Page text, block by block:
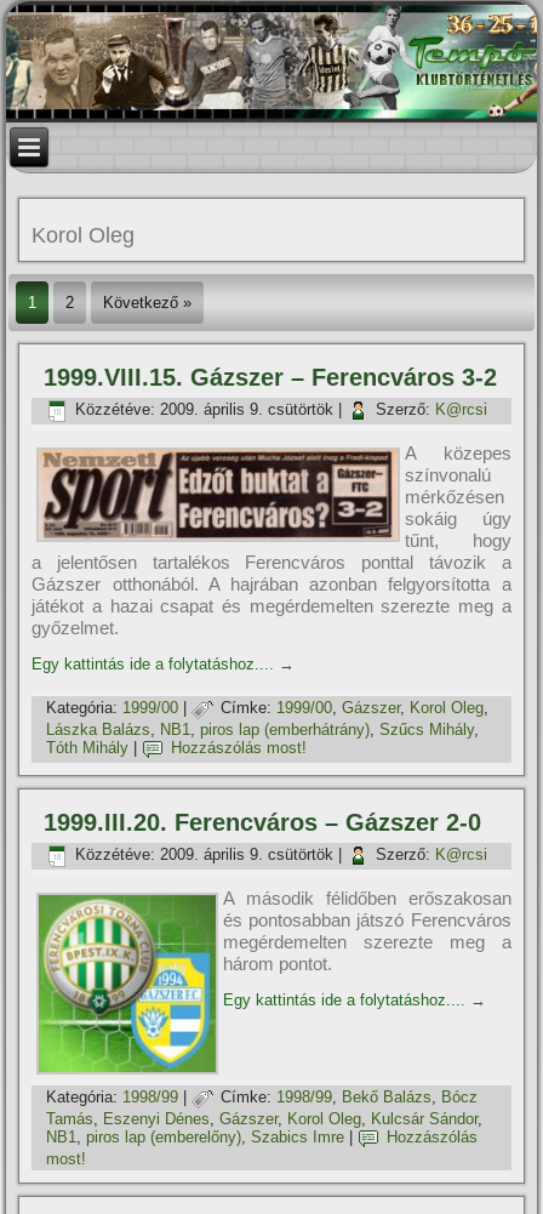
Korol Oleg
1 2 Következő »
1999.VIII.15. Gázszer – Ferencváros 3-2
Közzétéve: 2009. április 9. csütörtök Szerző: K@rcsi
A közepes
szí­nvonalú
mérkőzésen
sokáig úgy
tűnt, hogy
a jelentősen tartalékos Ferencváros ponttal távozik a
Gázszer otthonából. A hajrában azonban felgyorsí­totta a
játékot a hazai csapat és megérdemelten szerezte meg a
győzelmet.
Egy kattintás ide a folytatáshoz.... →
Kategória: 1999/00 | Címke: 1999/00,Gázszer, Korol Oleg,
Lászka Balázs, NB1,piros lap (emberhátrány),Szűcs Mihály,
Tóth Mihály
Hozzászólás most!
1999.III.20. Ferencváros – Gázszer 2-0
Közzétéve: 2009. április 9. csütörtök Szerző: K@rcsi
A második félidőben erőszakosan
és pontosabban játszó Ferencváros
megérdemelten szerezte meg a
három pontot.
Egy kattintás ide a folytatáshoz.... →
Kategória: 1998/99 | Címke: 1998/99, Bekő Balázs, Bócz
Tamás
Eszenyi Dénes ,Gázszer, Korol Oleg Kulcsár Sándor,
NB1,piros lap (emberelőny),Szabics Imre
Hozzászólás
most!